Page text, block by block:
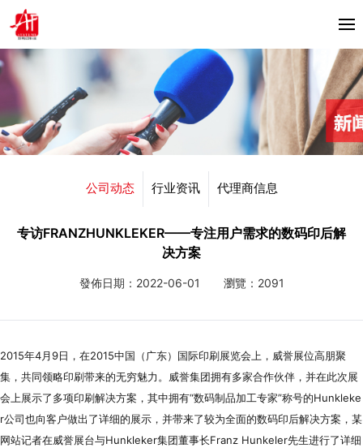
首頁
关于我们
产品中心
Horizon
Foliant
合作伙伴
解决方案
新闻资讯
公司动态
代理商信息
联系我们
简体 繁體 EN
公司动态 行业资讯 代理商信息
专访FRANZHUNKLEKER——专注用户需求的数码印后解
决方案
發佈日期：2022-06-01 瀏覽：2091
2015年4月9日，在2015中国（广东）国际印刷展览会上，威誉展位高朋聚
集，共同领略印刷带来的无穷魅力。威誉集团拥有多家合作伙伴，并在此次展
会上展示了多项印刷解决方案，其中拥有“数码制品加工专家”称号的Hunkleke
r公司也向客户做出了详细的展示，并带来了较为全面的数码印后解决方案，某
网站记者在威誉展台与Hunkleker集团董事长Franz Hunkeler先生进行了详细